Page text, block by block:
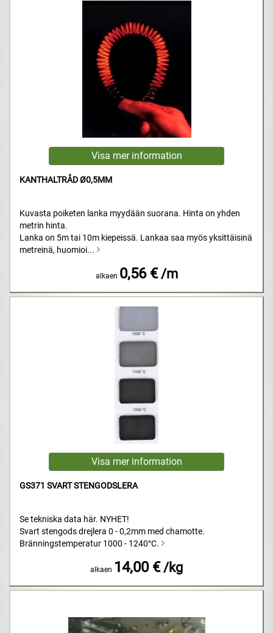
KANTHALTRÅD Ø0,5MM
Kuvasta poiketen lanka myydään suorana. Hinta on yhden
metrin hinta.
Lanka on 5m tai 10m kiepeissä. Lankaa saa myös yksittäisinä
metreinä, huomioi...
alkaen 0,56 € /m
GS371 SVART STENGODSLERA
Se tekniska data här. NYHET!
Svart stengods drejlera 0 - 0,2mm med chamotte.
Bränningstemperatur 1000 - 1240°C.
alkaen 14,00 € /kg